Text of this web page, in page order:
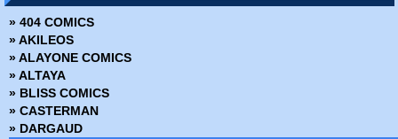
» Ange ou Démon
» Apprendre à dessiner des super-héros
» Arrowsmith
» Assistante & Exécutrice
» Astronauts in trouble
» Athena
» Attoneen
» Au cœur de la tempête
» 404 COMICS
» AKILEOS
» ALAYONE COMICS
» ALTAYA
» BLISS COMICS
» CASTERMAN
» DARGAUD